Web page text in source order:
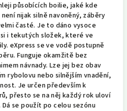
působících boilie, jaké kde
nijak silně navoněný, záběry
časté. Je to dáno vysoce
i tekutých složek, které ve
eXpress se ve vodě postupně
Funguje okamžitě bez
návnady. Lze jej bez obav
rybolovu nebo silnějším vnadění,
Je určen především k
přesto se na něj každý rok uloví
se použít po celou sezónu